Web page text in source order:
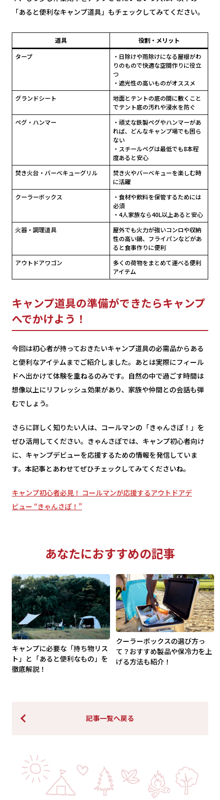
「あると便利なキャンプ道具」もチェックしてみてください。
道具
役割・メリット
タープ
・日除けや雨除けになる屋根がわ
りのもので快適な空間作りに役立
つ
・遮光性の高いものがオススメ
グランドシート
地面とテントの底の間に敷くこと
でテント底の汚れや浸水を防ぐ
ペグ・ハンマー
・頑丈な鉄製ペグやハンマーがあ
れば、どんなキャンプ場でも困ら
ない
・スチールペグは最低でも8本程
度あると安心
焚き火台・バーベキューグリル
焚き火やバーベキューを楽しむ時
に活躍
クーラーボックス
・食材や飲料を保管するためには
必須
・4人家族なら40L以上あると安心
火器・調理道具
屋外でも火力が強いコンロや収納
性の高い鍋、フライパンなどがあ
ると食事作りに便利
アウトドアワゴン
多くの荷物をまとめて運べる便利
アイテム
キャンプ道具の準備ができたらキャンプ
へでかけよう！
今回は初心者が持っておきたいキャンプ道具の必需品からある
と便利なアイテムまでご紹介しました。あとは実際にフィール
ドへ出かけて体験を重ねるのみです。自然の中で過ごす時間は
想像以上にリフレッシュ効果があり、家族や仲間との会話も弾
むでしょう。
さらに詳しく知りたい人は、コールマンの「きゃんさぽ！」を
ぜひ活用してください。きゃんさぽでは、キャンプ初心者向け
に、キャンプデビューを応援するための情報を発信していま
す。本記事とあわせてぜひチェックしてみてくださいね。
キャンプ初心者必見！ コールマンが応援するアウトドアデ
ビュー “きゃんさぽ！”
あなたにおすすめの記事
キャンプに必要な「持ち物リス
ト」と「あると便利なもの」を
徹底解説！
クーラーボックスの選び方っ
て？おすすめ製品や保冷力を上
げる方法も紹介！
記事一覧へ戻る